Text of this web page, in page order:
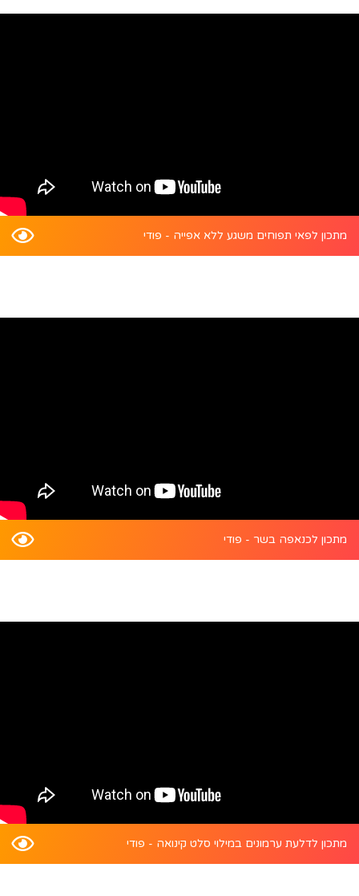
מתכון לפאי תפוחים משגע ללא אפייה - פודי
מתכון לכנאפה בשר - פודי
מתכון לדלעת ערמונים במילוי סלט קינואה - פודי